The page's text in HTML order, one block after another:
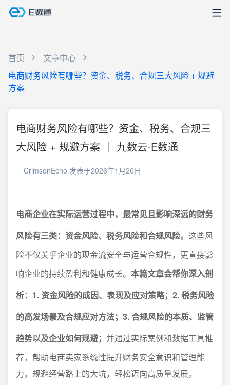
首页
文章中心
电商财务风险有哪些？资金、税务、合规三大风险 + 规避
方案
电商财务风险有哪些？资金、税务、合规三
大风险 + 规避方案 ｜ 九数云-E数通
CrimsonEcho 发表于2026年1月20日
电商企业在实际运营过程中，最常见且影响深远的财务
风险有三类：资金风险、税务风险和合规风险。 这些风
险不仅关乎企业的现金流安全与运营合规性，更直接影
响企业的持续盈利和健康成长。 本篇文章会帮你深入剖
析：1. 资金风险的成因、表现及应对策略；2. 税务风险
的高发场景及合规应对方法；3. 合规风险的本质、监管
趋势以及企业如何规避； 并通过实际案例和数据工具推
荐，帮助电商卖家系统性提升财务安全意识和管理能
力，规避经营路上的大坑，轻松迈向高质量发展。